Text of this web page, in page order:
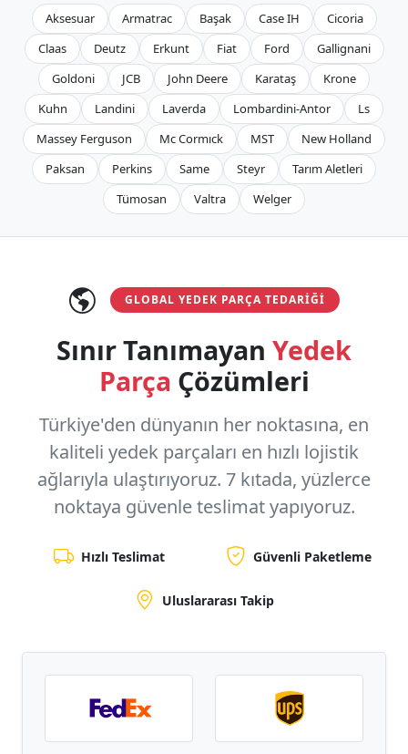
Aksesuar Armatrac Başak Case IH
Cicoria
Claas
Deutz Erkunt Fiat Ford
Gallignani
Goldoni
JCB John Deere Karataş
Krone
Kuhn
Landini Laverda Lombardini-Antor
Ls
Massey Ferguson
Mc Cormıck MST
New Holland
Paksan
Perkins Same Steyr
Tarım Aletleri
Tümosan
Valtra Welger
GLOBAL YEDEK PARÇA TEDARIĞI
Sınır Tanımayan Yedek
Parça Çözümleri
Türkiye'den dünyanın her noktasına, en
kaliteli yedek parçaları en hızlı lojistik
ağlarıyla ulaştırıyoruz. 7 kıtada, yüzlerce
noktaya güvenle teslimat yapıyoruz.
Hızlı Teslimat Güvenli Paketleme
Uluslararası Takip